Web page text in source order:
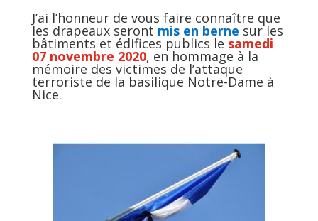
J’ai l’honneur de vous faire connaître que
les drapeaux seront mis en berne sur les
bâtiments et édifices publics le samedi
07 novembre 2020, en hommage à la
mémoire des victimes de l’attaque
terroriste de la basilique Notre-Dame à
Nice.